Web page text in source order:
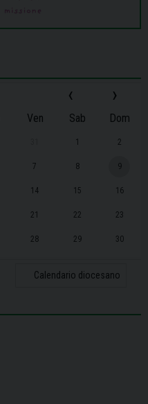
‹ ›
Ven Sab Dom
1 2
7 8 9
14 15 16
21 22 23
28 29 30
Calendario diocesano